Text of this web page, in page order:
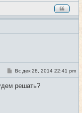
#27
С
о
б
Вс дек 28, 2014 22:41 pm
решать?